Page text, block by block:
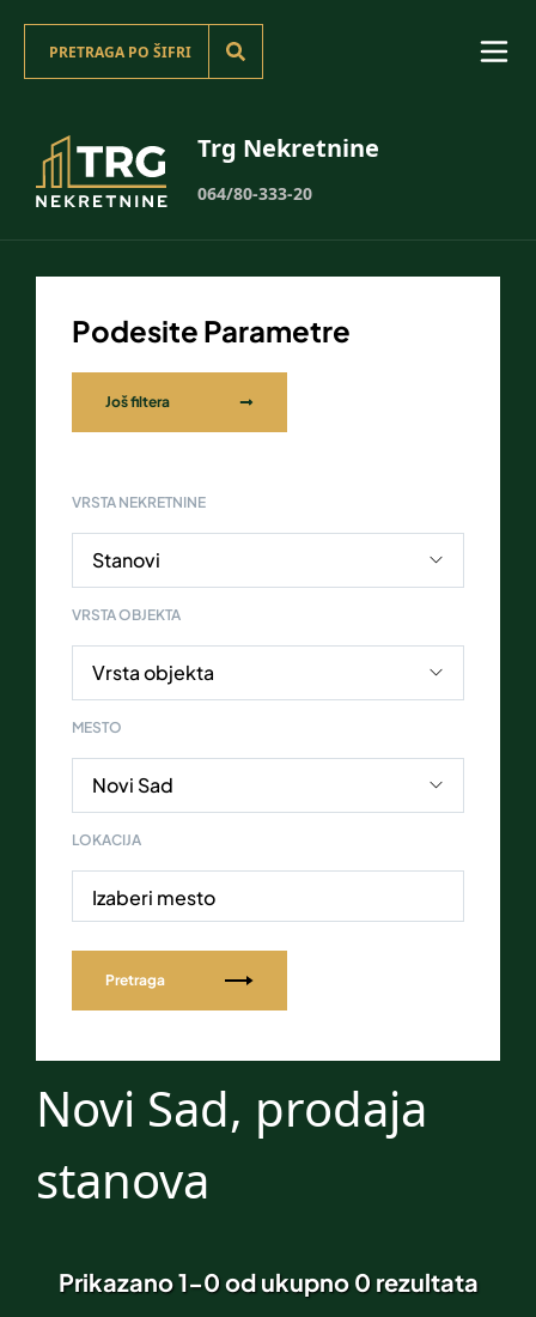
Trg Nekretnine
064/80-333-20
Podesite Parametre
Još filtera
VRSTA NEKRETNINE
VRSTA OBJEKTA
MESTO
LOKACIJA
Izaberi mesto
Pretraga
Novi Sad, prodaja
stanova
Prikazano 1-0 od ukupno 0 rezultata